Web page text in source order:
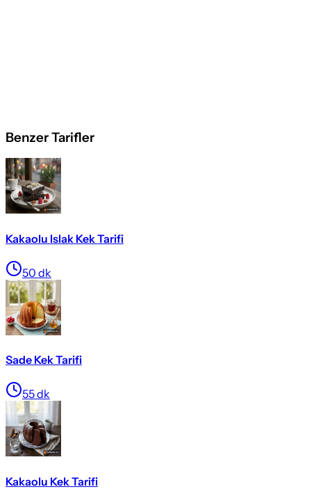
Benzer Tarifler
Kakaolu Islak Kek Tarifi
50 dk
Sade Kek Tarifi
55dk
Kakaolu Kek Tarifi